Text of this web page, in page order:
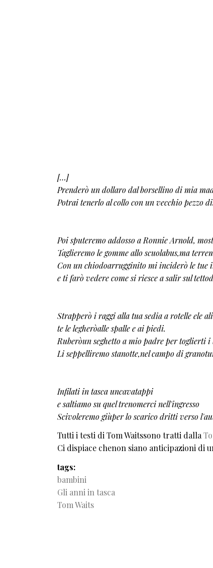
[…]
Prenderò un dollaro dal borsellino di mia
Potrai tenerlo al collo con un vecchio pezzo
Poi sputeremo addosso a Ronnie Arnold,
Taglieremo le gomme allo scuolabus,ma
Con un chiodoarrugginito mi inciderò le tue
e ti farò vedere come si riesce a salir sul
Strapperò i raggi alla tua sedia a rotelle ele
te le legheròalle spalle e ai piedi.
Ruberòun seghetto a mio padre per toglierti i
Li seppelliremo stanotte,nel campo di
Infilati in tasca uncavatappi
e saltiamo su quel trenomerci nell'ingresso
Scivoleremo giùper lo scarico dritti verso
Tutti i testi di Tom Waitssono tratti dalla
Ci dispiace chenon siano anticipazioni di
tags
bambini
Gli anni in tasca
Tom Waits